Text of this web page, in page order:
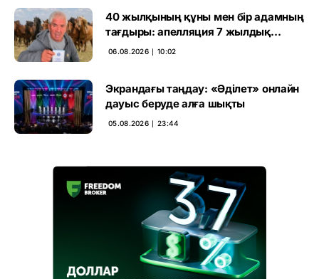
40 жылқының құны мен бір адамның
тағдыры: апелляция 7 жылдық
үкімді бұзды
06.08.2026 ∣ 10:02
Экрандағы таңдау: «Әділет» онлайн
дауыс беруде алға шықты
05.08.2026 ∣ 23:44